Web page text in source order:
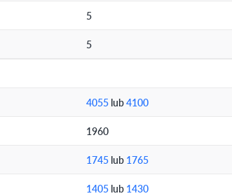
5
5
4055 lub4100
1960
1745 lub 1765
1405 lub 1430